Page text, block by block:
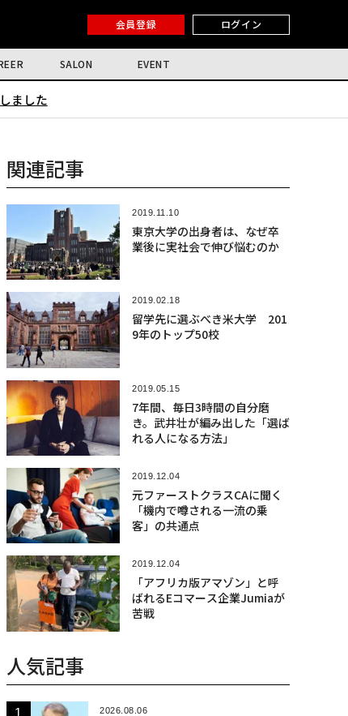
会員登録 ログイン
SALON EVENT
ました
関連記事
2019.11.10
東京大学の出身者は、なぜ卒
業後に実社会で伸び悩むのか
2019.02.18
留学先に選ぶべき米大学 201
9年のトップ50校
2019.05.15
7年間、毎日3時間の自分磨
き。武井壮が編み出した「選ば
れる人になる方法」
2019.12.04
元ファーストクラスCAに聞く
「機内で噂される一流の乗
客」の共通点
2019.12.04
「アフリカ版アマゾン」と呼
ばれるEコマース企業Jumiaが
苦戦
人気記事
2026.08.06